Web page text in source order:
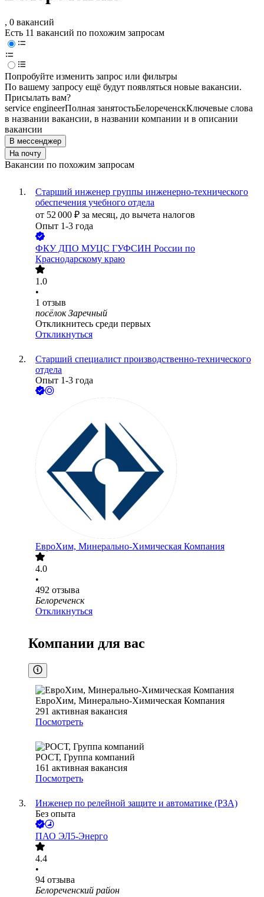
, 0 вакансий
Есть 11 вакансий по похожим запросам
Попробуйте изменить запрос или фильтры
По вашему запросу ещё будут появляться новые вакансии.
Присылать вам?
service engineerПолная занятостьБелореченскКлючевые слова
в названии вакансии, в названии компании и в описании
вакансии
В мессенджер
На почту
Вакансии по похожим запросам
Старший инженер группы инженерно-технического
обеспечения учебного отдела
от 52 000 ₽ за месяц, до вычета налогов
Опыт 1-3 года
ФКУ ДПО МУЦС ГУФСИН России по
Краснодарскому краю
1.0
•
1 отзыв
посёлок Заречный
Откликнитесь среди первых
Откликнуться
Старший специалист производственно-технического
отдела
Опыт 1-3 года
ЕвроХим, Минерально-Химическая Компания
4.0
•
492 отзыва
Белореченск
Откликнуться
Компании для вас
ЕвроХим, Минерально-Химическая Компания
291 активная вакансия
Посмотреть
РОСТ, Группа компаний
161 активная вакансия
Посмотреть
Инженер по релейной защите и автоматике (РЗА)
Без опыта
ПАО ЭЛ5-Энерго
4.4
•
94 отзыва
Белореченский район